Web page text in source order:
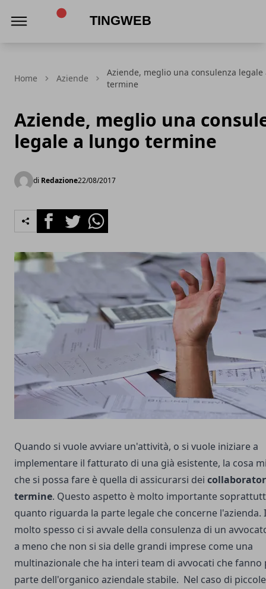
Home Aziende
Aziende, meglio una consulenza legale
termine
Aziende, meglio una
legale a lungo termine
di Redazione22/08/2017
FacebookTwitterWhatsapp
Quando si vuole avviare un'attività, o si vuole iniziare a
implementare il fatturato di una già esistente, la cosa
che si possa fare è quella di assicurarsi dei
termine. Questo aspetto è molto importante
quanto riguarda la parte legale che concerne l'azienda.
molto spesso ci si avvale della consulenza di un
a meno che non si sia delle grandi imprese come una
multinazionale che ha interi team di avvocati che
parte dell'organico aziendale stabile. Nel caso di